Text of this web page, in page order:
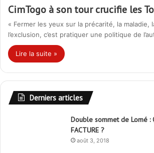
CimTogo à son tour crucifie les
« Fermer les yeux sur la précarité, la maladie,
l’exclusion, c’est pratiquer une politique de
Lire la suite »
Derniers articles
Double sommet de Lomé :
FACTURE ?
août 3, 2018